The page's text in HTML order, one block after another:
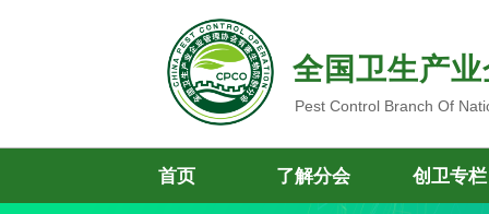
全国卫生产
Pest Control Branch Of
首页 了解分会 创卫专栏